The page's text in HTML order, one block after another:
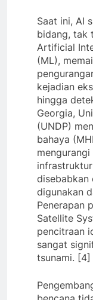
Saat ini, AI
bidang, tak
Artificial
(ML),
kejadian
hingga
Georgia,
(UNDP)
bahaya
disebabkan
digunakan
Penerapan
Satellite
pencitraan
sangat
tsunami. [4]